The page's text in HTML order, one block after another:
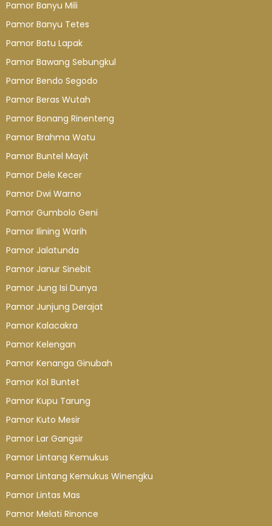
Pamor Banyu Mili
Pamor Banyu Tetes
Pamor Batu Lapak
Pamor Bawang Sebungkul
Pamor Bendo Segodo
Pamor Beras Wutah
Pamor Bonang Rinenteng
Pamor Brahma Watu
Pamor Buntel Mayit
Pamor Dele Kecer
Pamor Dwi Warno
Pamor Gumbolo Geni
Pamor Ilining Warih
Pamor Jalatunda
Pamor Janur Sinebit
Pamor Jung Isi Dunya
Pamor Junjung Derajat
Pamor Kalacakra
Pamor Kelengan
Pamor Kenanga Ginubah
Pamor Kol Buntet
Pamor Kupu Tarung
Pamor Kuto Mesir
Pamor Lar Gangsir
Pamor Lintang Kemukus
Pamor Lintang Kemukus Winengku
Pamor Lintas Mas
Pamor Melati Rinonce